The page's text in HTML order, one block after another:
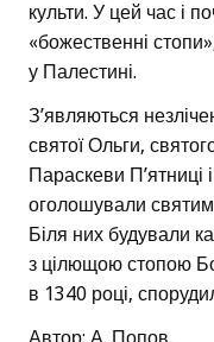
культи. У цей час і
«божественні
у Палестині.
З’являються
святої Ольги,
Параскеви П’ятниці
оголошували
Біля них будували
з цілющою стопою
в 1340 році,